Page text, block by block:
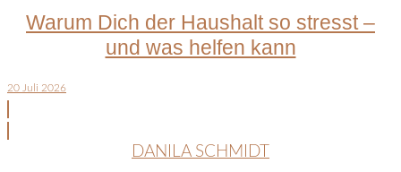
Warum Dich der Haushalt so stresst –
und was helfen kann
20 Juli 2026
DANILA SCHMIDT